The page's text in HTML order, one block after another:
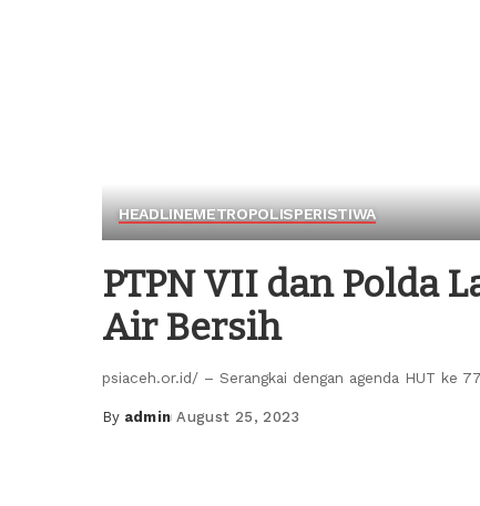
HEADLINEMETROPOLISPERISTIWA
PTPN VII dan Polda
Air Bersih
psiaceh.or.id/ – Serangkai dengan agenda HUT ke
Posted
By admin August 25, 2023